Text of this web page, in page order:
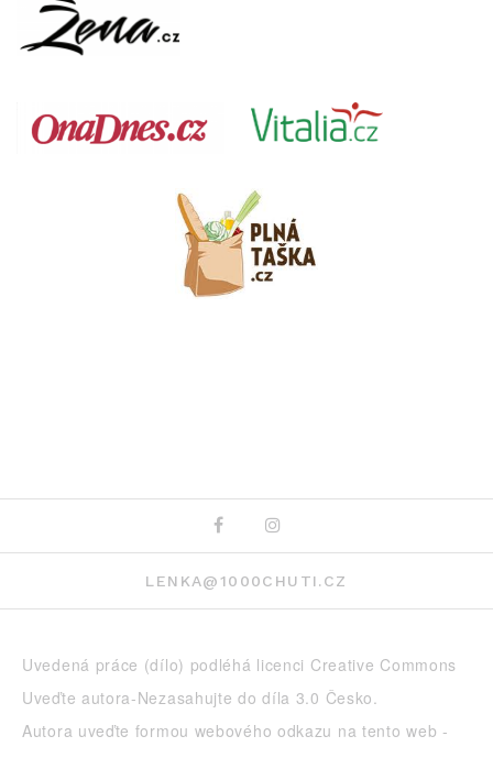
Uvedená práce (dílo) podléhá licenci Creative Commons
Uveďte autora-Nezasahujte do díla 3.0 Česko.
Autora uveďte formou webového odkazu na tento web -
FacebookInstagram
LENKA@1000CHUTI.CZ